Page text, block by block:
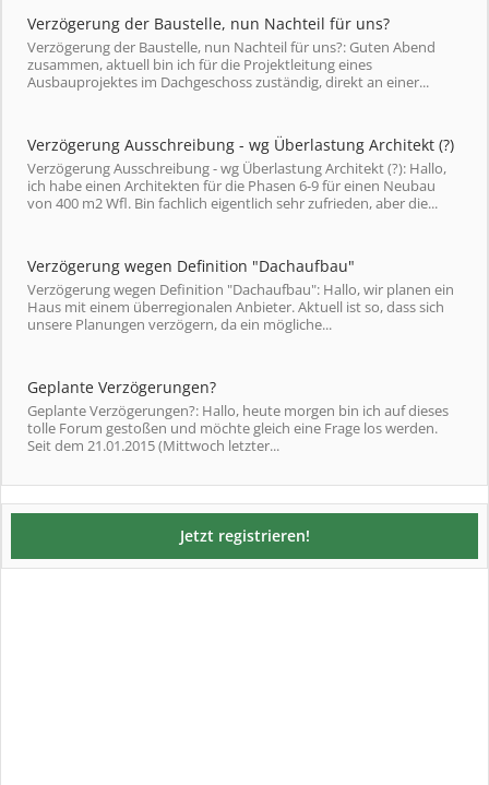
Verzögerung der Baustelle, nun Nachteil für uns?
Verzögerung der Baustelle, nun Nachteil für uns?: Guten Abend
zusammen, aktuell bin ich für die Projektleitung eines
Ausbauprojektes im Dachgeschoss zuständig, direkt an einer...
Verzögerung Ausschreibung - wg Überlastung Architekt (?)
Verzögerung Ausschreibung - wg Überlastung Architekt (?): Hallo,
ich habe einen Architekten für die Phasen 6-9 für einen Neubau
von 400 m2 Wfl. Bin fachlich eigentlich sehr zufrieden, aber die...
Verzögerung wegen Definition "Dachaufbau"
Verzögerung wegen Definition "Dachaufbau": Hallo, wir planen ein
Haus mit einem überregionalen Anbieter. Aktuell ist so, dass sich
unsere Planungen verzögern, da ein mögliche...
Geplante Verzögerungen?
Geplante Verzögerungen?: Hallo, heute morgen bin ich auf dieses
tolle Forum gestoßen und möchte gleich eine Frage los werden.
Seit dem 21.01.2015 (Mittwoch letzter...
Jetzt registrieren!